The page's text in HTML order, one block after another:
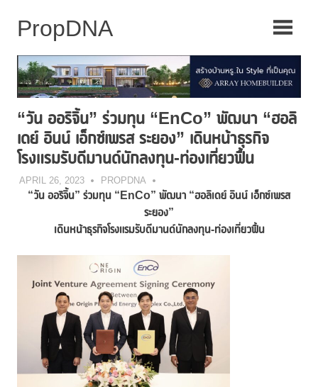
“วัน ออริจิ้น” ร่วมทุน “EnCo” พัฒนา “ฮอลิ
เดย์ อินน์ เอ็กซ์เพรส ระยอง” เดินหน้าธุรกิจ
โรงแรมรับดีมานด์นักลงทุน-ท่องเที่ยวฟื้น
APRIL 26, 2023 PROPDNA
“วัน ออริจิ้น” ร่วมทุน “ EnCo” พัฒนา “ฮอลิเดย์ อินน์ เอ็กซ์เพรส
ระยอง”
เดินหน้าธุรกิจโรงแรมรับดีมานด์นักลงทุน-ท่องเที่ยวฟื้น